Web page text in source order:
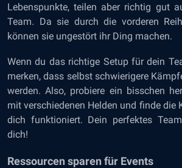
Lebenspunkte, teilen aber richtig gut
Team. Da sie durch die vorderen
können sie ungestört ihr Ding machen.
Wenn du das richtige Setup für dein
merken, dass selbst schwierigere
werden. Also, probiere ein bisschen
mit verschiedenen Helden und finde die
dich funktioniert. Dein perfektes
dich!
Ressourcen sparen für Events